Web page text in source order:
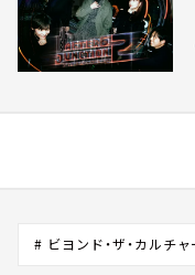
# ビヨンド・ザ・カルチャ